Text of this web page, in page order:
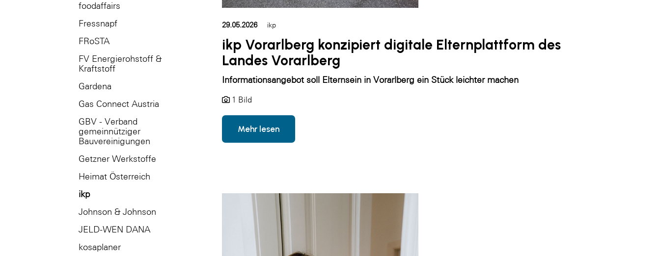
foodaffairs
Fressnapf
FRoSTA
FV Energierohstoff &
Kraftstoff
Gardena
Gas Connect Austria
GBV - Verband
gemeinnütziger
Bauvereinigungen
Getzner Werkstoffe
Heimat Österreich
ikp
Johnson & Johnson
JELD-WEN DANA
kosaplaner
29.05.2026 ikp
ikp Vorarlberg konzipiert digitale Elternplattform des
Landes Vorarlberg
Informationsangebot soll Elternsein in Vorarlberg ein Stück leichter machen
1 Bild
Mehr lesen